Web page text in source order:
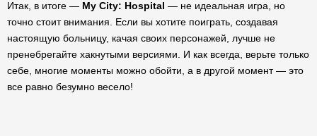
Итак, в итоге — My City: Hospital — не идеальная игра, но
точно стоит внимания. Если вы хотите поиграть, создавая
настоящую больницу, качая своих персонажей, лучше не
пренебрегайте хакнутыми версиями. И как всегда, верьте только
себе, многие моменты можно обойти, а в другой момент — это
все равно безумно весело!